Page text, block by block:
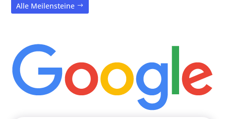
Alle Meilensteine